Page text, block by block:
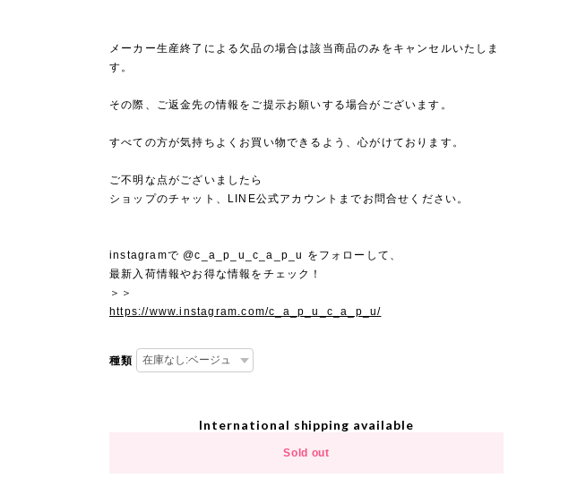
メーカー生産終了による欠品の場合は該当商品のみをキャンセルいたしま
す。
その際、ご返金先の情報をご提示お願いする場合がございます。
すべての方が気持ちよくお買い物できるよう、心がけております。
ご不明な点がございましたら
ショップのチャット、LINE公式アカウントまでお問合せください。
instagramで @c_a_p_u_c_a_p_u をフォローして、
最新入荷情報やお得な情報をチェック！
＞＞
https://www.instagram.com/c_a_p_u_c_a_p_u/
種類
International shipping available
Sold out